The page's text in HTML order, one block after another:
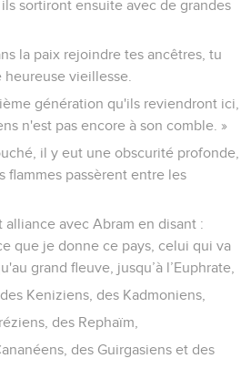
sortiront ensuite avec de grandes
la paix rejoindre tes ancêtres, tu
heureuse vieillesse.
génération qu'ils reviendront ici,
n'est pas encore à son comble. »
il y eut une obscurité profonde,
flammes passèrent entre les
alliance avec Abram en disant :
que je donne ce pays, celui qui va
grand fleuve, jusqu’à l’Euphrate,
Keniziens, des Kadmoniens,
des Rephaïm,
des Guirgasiens et des